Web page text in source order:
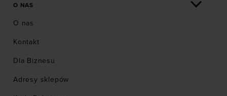
O NAS
O nas
Kontakt
Dla Biznesu
Adresy sklepów